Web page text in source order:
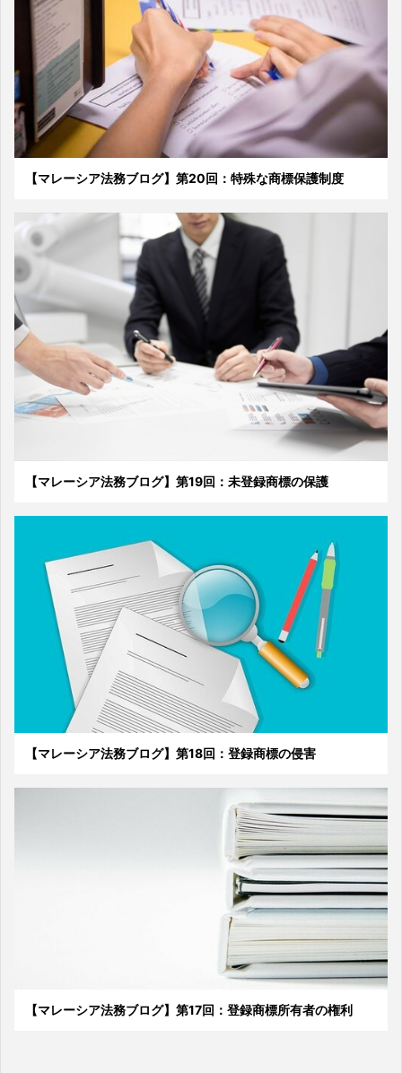
【マレーシア法務ブログ】第20回：特殊な商標保護制度
【マレーシア法務ブログ】第19回：未登録商標の保護
【マレーシア法務ブログ】第18回：登録商標の侵害
【マレーシア法務ブログ】第17回：登録商標所有者の権利